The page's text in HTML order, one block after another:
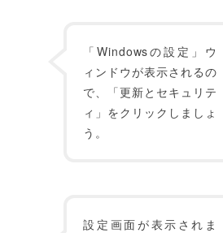
「Windowsの設定」ウ
ィンドウが表示されるの
で、「更新とセキュリテ
ィ」をクリックしましょ
う。
設定画面が表示されま